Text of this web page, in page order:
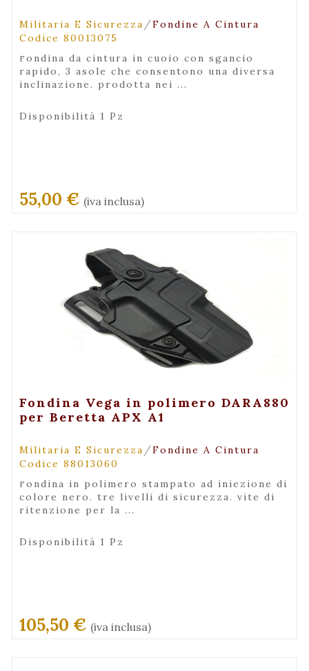
Militaria E Sicurezza /Fondine A Cintura
Codice 80013075
fondina da cintura in cuoio con sgancio
rapido, 3 asole che consentono una diversa
inclinazione. prodotta nei ...
Disponibilità 1 Pz
55,00 € (iva inclusa)
+ Visualizza
Fondina Vega in polimero DARA880
per Beretta APX A1
Militaria E Sicurezza /Fondine A Cintura
Codice 88013060
fondina in polimero stampato ad iniezione di
colore nero. tre livelli di sicurezza. vite di
ritenzione per la ...
Disponibilità 1 Pz
105,50 € (iva inclusa)